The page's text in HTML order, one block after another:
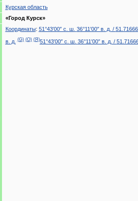
Курская область
«Город Курск»
Координаты: 51°43′00″ с. ш. 36°11′00″ в. д. /
в. д. (G) (O) (Я)51°43′00″ с. ш. 36°11′00″ в. д. /